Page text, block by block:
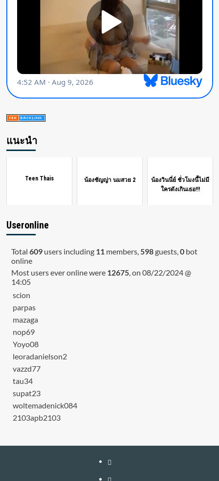
แนะนำ
Teen Thais น้องชัญญ่า นมสวย 2
น้องวินนี่ย์ ชั่วโมงนี้ไม่มี
ใครดังเกินเธอ!!!
Useronline
Total 609users including 11members,598guests,0bot
online
Most users ever online were 12675, on 08/22/2024 @
14:05
scion
parpas
mazaga
nop69
Yoyo08
leoradanielson2
vazzd77
tau34
supat23
woltemadenick084
2103apb2103
หน้า
แรก
สมัคร